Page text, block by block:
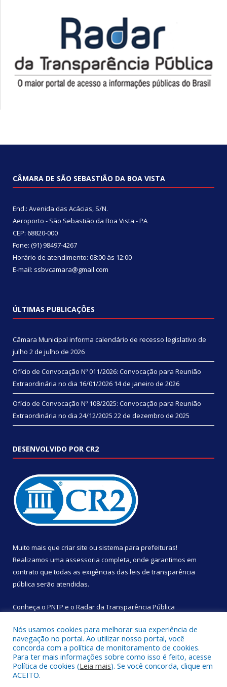
CÂMARA DE SÃO SEBASTIÃO DA BOA VISTA
End.: Avenida das Acácias, S/N.
Aeroporto - São Sebastião da Boa Vista - PA
CEP: 68820-000
Fone: (91) 98497-4267
Horário de atendimento: 08:00 às 12:00
E-mail: ssbvcamara@gmail.com
ÚLTIMAS PUBLICAÇÕES
Câmara Municipal informa calendário de recesso legislativo de
julho 2 de julho de 2026
Ofício de Convocação Nº 011/2026: Convocação para Reunião
Extraordinária no dia 16/01/2026 14 de janeiro de 2026
Ofício de Convocação Nº 108/2025: Convocação para Reunião
Extraordinária no dia 24/12/2025 22 de dezembro de 2025
DESENVOLVIDO POR CR2
Muito mais que criar site ou sistema para prefeituras!
Realizamos uma assessoria completa, onde garantimos em
contrato que todas as exigências das leis de transparência
pública serão atendidas.
Conheça o PNTP e o Radar da Transparência Pública
Todos os direitos reservados a Câmara Municipal de São
Sebastião da Boa Vista.
Nós usamos cookies para melhorar sua experiência de
navegação no portal. Ao utilizar nosso portal, você
concorda com a política de monitoramento de cookies.
Para ter mais informações sobre como isso é feito, acesse
Política de cookies (Leia mais). Se você concorda, clique em
ACEITO.